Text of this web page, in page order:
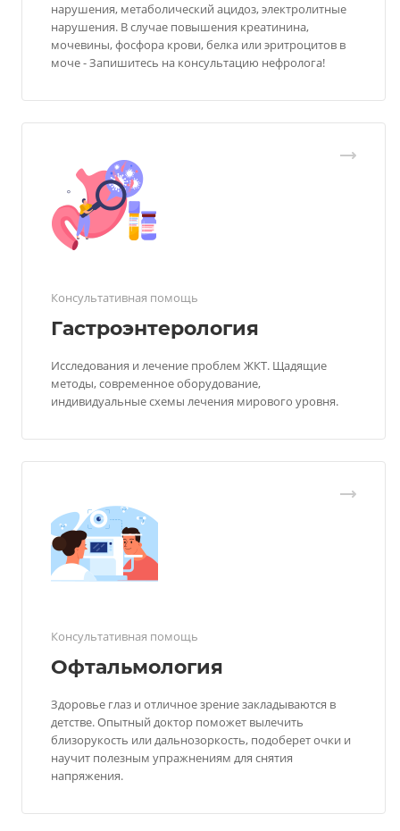
нарушения, метаболический ацидоз, электролитные
нарушения. В случае повышения креатинина,
мочевины, фосфора крови, белка или эритроцитов в
моче - Запишитесь на консультацию нефролога!
Консультативная помощь
Гастроэнтерология
Исследования и лечение проблем ЖКТ. Щадящие
методы, современное оборудование,
индивидуальные схемы лечения мирового уровня.
Консультативная помощь
Офтальмология
Здоровье глаз и отличное зрение закладываются в
детстве. Опытный доктор поможет вылечить
близорукость или дальнозоркость, подоберет очки и
научит полезным упражнениям для снятия
напряжения.